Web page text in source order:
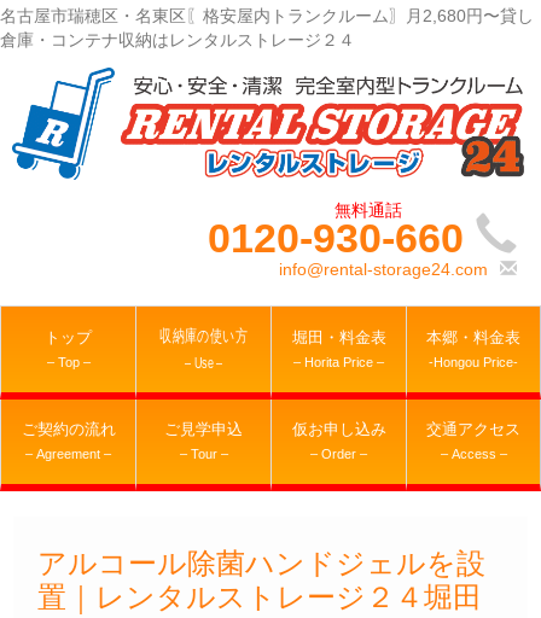
名古屋市瑞穂区・名東区〖格安屋内トランクルーム〗月2,680円〜貸し
倉庫・コンテナ収納はレンタルストレージ２４
0120-930-660
info@rental-storage24.com
トップ
– Top –
収納庫の使い方
– Use –
堀田・料金表
– Horita Price –
本郷・料金表
-Hongou Price-
ご契約の流れ
– Agreement –
ご見学申込
– Tour –
仮お申し込み
– Order –
交通アクセス
– Access –
アルコール除菌ハンドジェルを設
置｜レンタルストレージ２４堀田